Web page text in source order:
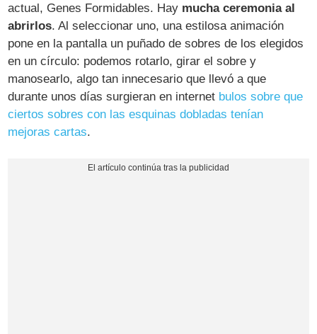
actual, Genes Formidables. Hay mucha ceremonia al
abrirlos. Al seleccionar uno, una estilosa animación
pone en la pantalla un puñado de sobres de los elegidos
en un círculo: podemos rotarlo, girar el sobre y
manosearlo, algo tan innecesario que llevó a que
durante unos días surgieran en internet bulos sobre que
ciertos sobres con las esquinas dobladas tenían
mejoras cartas.